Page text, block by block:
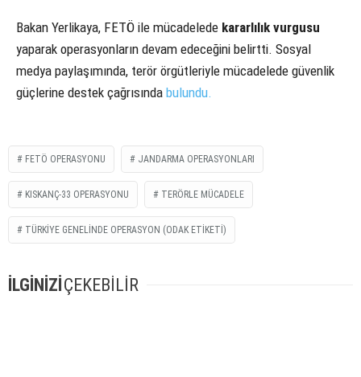
Bakan Yerlikaya, FETÖ ile mücadelede kararlılık vurgusu
yaparak operasyonların devam edeceğini belirtti. Sosyal
medya paylaşımında, terör örgütleriyle mücadelede güvenlik
güçlerine destek çağrısında bulundu.
FETÖ OPERASYONU JANDARMA OPERASYONLARI
KISKANÇ-33 OPERASYONU TERÖRLE MÜCADELE
TÜRKIYE GENELINDE OPERASYON (ODAK ETIKETI)
İLGİNİZİÇEKEBİLİR